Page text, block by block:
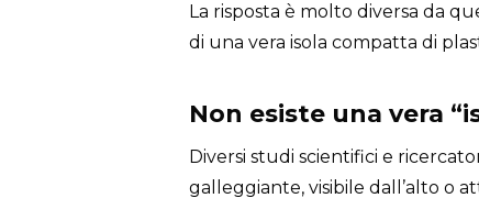
La risposta è molto diversa da
di una vera isola compatta di
Non esiste una vera
Diversi studi scientifici e
galleggiante, visibile dall’alto o